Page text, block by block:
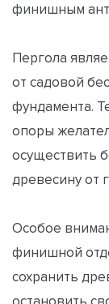
финишным
Пергола
от садовой
фундамента.
опоры
осуществить
древесину от
Особое
финишной
сохранить
остановить